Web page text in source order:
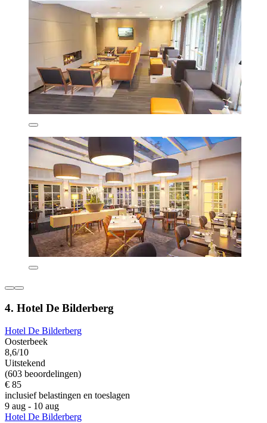
4. Hotel De Bilderberg
Hotel De Bilderberg
Oosterbeek
8,6/10
Uitstekend
(603 beoordelingen)
€ 85
inclusief belastingen en toeslagen
9 aug - 10 aug
Hotel De Bilderberg